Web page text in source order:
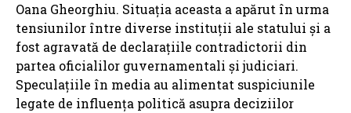
Oana Gheorghiu. Situația aceasta a apărut în urma
tensiunilor între diverse instituții ale statului și a
fost agravată de declarațiile contradictorii din
partea oficialilor guvernamentali și judiciari.
Speculațiile în media au alimentat suspiciunile
legate de influența politică asupra deciziilor